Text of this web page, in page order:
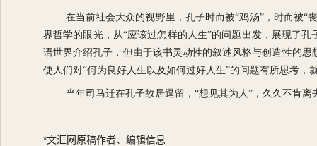
在当前社会大众的视野里，孔子时而被“鸡汤”，时而被“
界哲学的眼光，从“应该过怎样的人生”的问题出发，展现了
语世界介绍孔子，但由于该书灵动性的叙述风格与创造性的
使人们对“何为良好人生以及如何过好人生”的问题有所思考，
当年司马迁在孔子故居逗留，“想见其为人”，久久不肯
*文汇网原稿作者、编辑信息